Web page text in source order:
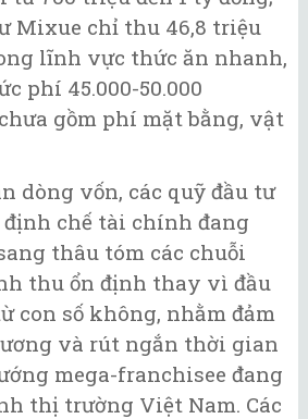
Mixue chỉ thu 46,8 triệu
lĩnh vực thức ăn nhanh,
phí 45.000-50.000
gồm phí mặt bằng, vật
dòng vốn, các quỹ đầu tư
định chế tài chính đang
thâu tóm các chuỗi
thu ổn định thay vì đầu
con số không, nhằm đảm
và rút ngắn thời gian
mega-franchisee đang
thị trường Việt Nam. Các